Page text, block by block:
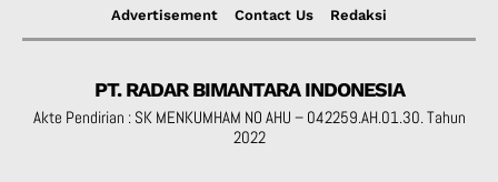
Advertisement Contact Us Redaksi
PT. RADAR BIMANTARA INDONESIA
Akte Pendirian : SK MENKUMHAM NO AHU – 042259.AH.01.30. Tahun
2022